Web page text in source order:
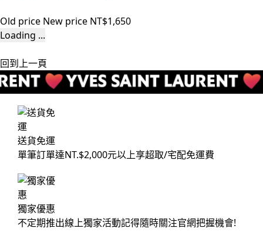
Old price New price NT$1,650
Loading ...
回到上一頁
送貨免運
單筆訂單達NT.$2,000元以上享超取/宅配免運費
獨家優惠
不定期推出線上獨家活動記得隨時關注官網把握機會!